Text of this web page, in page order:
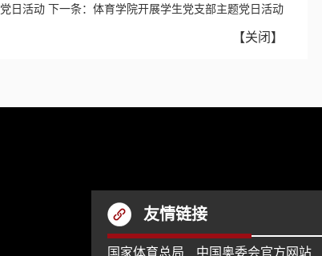
日活动 下一条： 体育学院开展学生党支部主题党日活动
【关闭 】
友情链接
国家体育总局 中国奥委会官方网站